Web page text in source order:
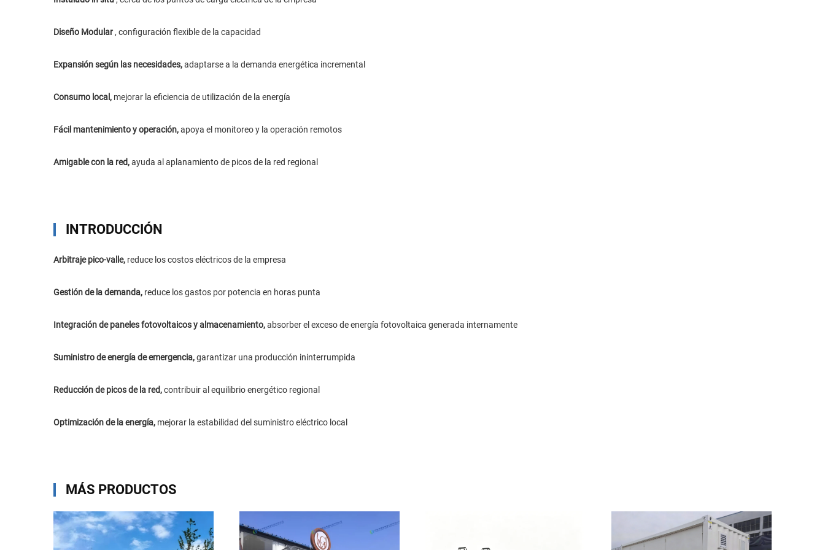
Diseño Modular , configuración flexible de la capacidad
Expansión según las necesidades,adaptarse a la demanda energética incremental
Consumo local, mejorar la eficiencia de utilización de la energía
Fácil mantenimiento y operación,apoya el monitoreo y la operación remotos
Amigable con la red,ayuda al aplanamiento de picos de la red regional
INTRODUCCIÓN
Arbitraje pico-valle, reduce los costos eléctricos de la empresa
Gestión de la demanda, reduce los gastos por potencia en horas punta
Integración de paneles fotovoltaicos y almacenamiento,absorber el exceso de energía fotovoltaica generada internamente
Suministro de energía de emergencia,garantizar una producción ininterrumpida
Reducción de picos de la red,contribuir al equilibrio energético regional
Optimización de la energía, mejorar la estabilidad del suministro eléctrico local
MÁS PRODUCTOS